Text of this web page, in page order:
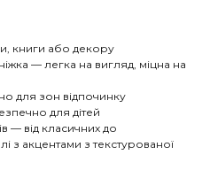
книги або декору
— легка на вигляд, міцна на
для зон відпочинку
для дітей
— від класичних до
з акцентами з текстурованої